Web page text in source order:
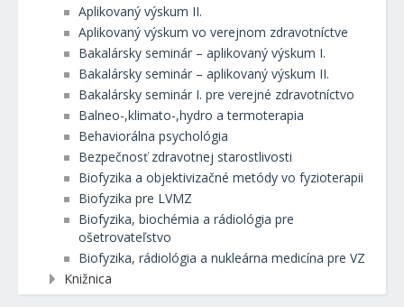
Aplikovaný výskum II.
Aplikovaný výskum vo verejnom zdravotníctve
Bakalársky seminár – aplikovaný výskum I.
Bakalársky seminár – aplikovaný výskum II.
Bakalársky seminár I. pre verejné zdravotníctvo
Balneo-,klimato-,hydro a termoterapia
Behaviorálna psychológia
Bezpečnosť zdravotnej starostlivosti
Biofyzika a objektivizačné metódy vo fyzioterapii
Biofyzika pre LVMZ
Biofyzika, biochémia a rádiológia pre
ošetrovateľstvo
Biofyzika, rádiológia a nukleárna medicína pre VZ
Knižnica